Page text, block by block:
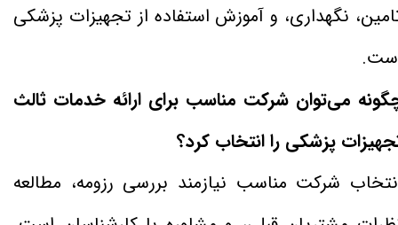
نگهداری، و آموزش استفاده از تجهیزات پزشکی
می‌توان شرکت مناسب برای ارائه خدمات ثالث
پزشکی را انتخاب کرد؟
شرکت مناسب نیازمند بررسی رزومه، مطالعه